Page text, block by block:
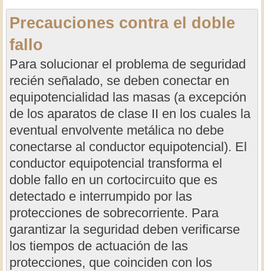
Precauciones contra el doble
fallo
Para solucionar el problema de seguridad
recién señalado, se deben conectar en
equipotencialidad las masas (a excepción
de los aparatos de clase II en los cuales la
eventual envolvente metálica no debe
conectarse al conductor equipotencial). El
conductor equipotencial transforma el
doble fallo en un cortocircuito que es
detectado e interrumpido por las
protecciones de sobrecorriente. Para
garantizar la seguridad deben verificarse
los tiempos de actuación de las
protecciones, que coinciden con los